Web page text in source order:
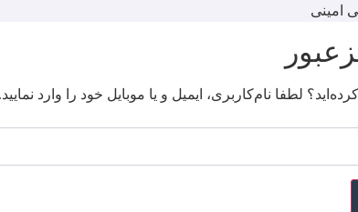
امینی
لطفا نام‌کاربری، ایمیل و یا موبایل خود را وارد